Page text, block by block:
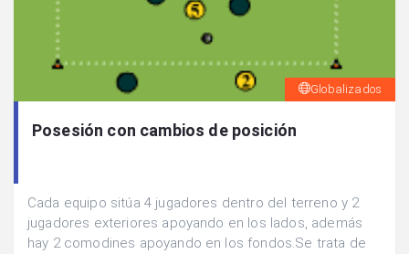
Globalizados
Posesión con cambios de posición
Cada equipo sitúa 4 jugadores dentro del terreno y 2
jugadores exteriores apoyando en los lados, además
hay 2 comodines apoyando en los fondos.Se trata de